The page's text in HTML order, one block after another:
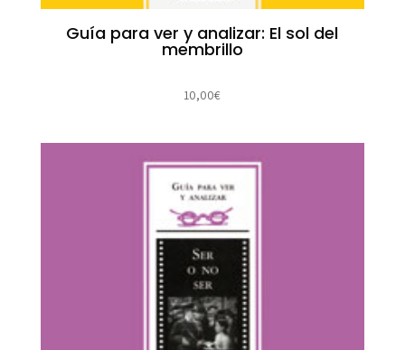
Guía para ver y analizar: El sol del
membrillo
10,00€